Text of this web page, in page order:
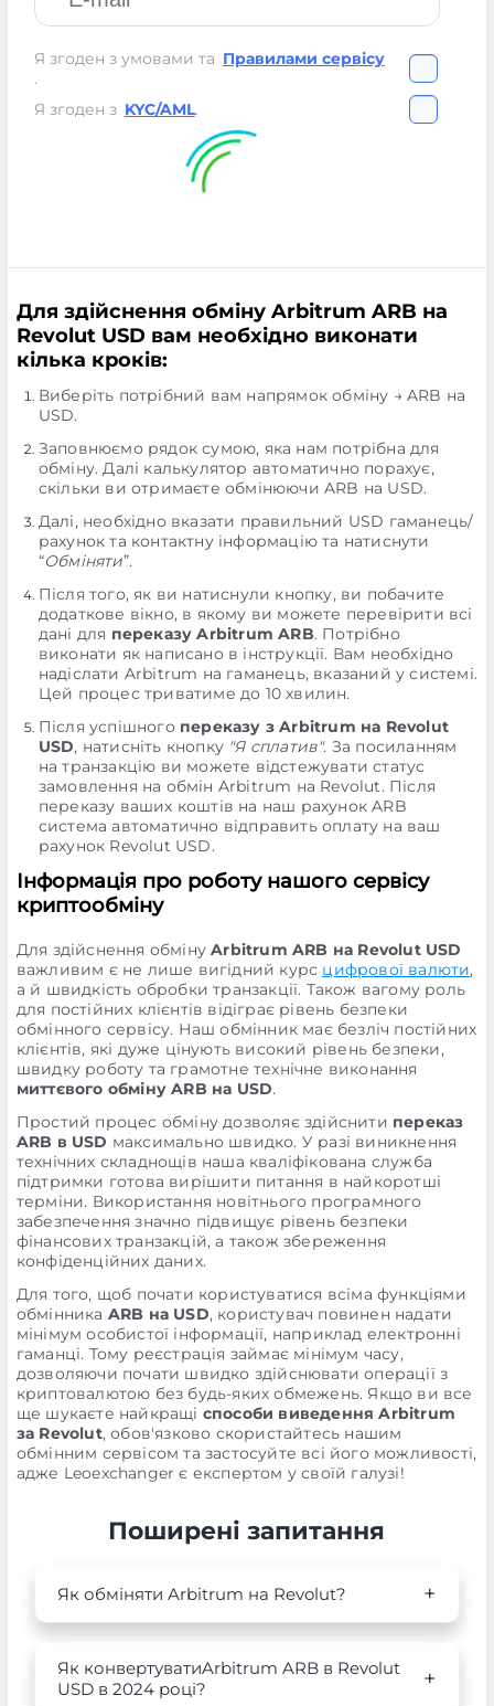
Я згоден з умовами та Правилами сервісу
.
Я згоден з KYC/AML.
Для здійснення обміну Arbitrum ARB на
Revolut USD вам необхідно виконати
кілька кроків:
Виберіть потрібний вам напрямок обміну → ARB на
USD.
Заповнюємо рядок сумою, яка нам потрібна для
обміну. Далі калькулятор автоматично порахує,
скільки ви отримаєте обмінюючи ARB на USD.
Далі, необхідно вказати правильний USD гаманець/
рахунок та контактну інформацію та натиснути
“Обміняти”.
Після того, як ви натиснули кнопку, ви побачите
додаткове вікно, в якому ви можете перевірити всі
дані для переказу Arbitrum ARB. Потрібно
виконати як написано в інструкції. Вам необхідно
надіслати Arbitrum на гаманець, вказаний у системі.
Цей процес триватиме до 10 хвилин.
Після успішного переказу з Arbitrum на Revolut
USD, натисніть кнопку "Я сплатив". За посиланням
на транзакцію ви можете відстежувати статус
замовлення на обмін Arbitrum на Revolut. Після
переказу ваших коштів на наш рахунок ARB
система автоматично відправить оплату на ваш
рахунок Revolut USD.
Інформація про роботу нашого сервісу
криптообміну
Для здійснення обмінуArbitrum ARB на Revolut USD
важливим є не лише вигідний курс цифрової валюти,
а й швидкість обробки транзакції. Також вагому роль
для постійних клієнтів відіграє рівень безпеки
обмінного сервісу. Наш обмінник має безліч постійних
клієнтів, які дуже цінують високий рівень безпеки,
швидку роботу та грамотне технічне виконання
миттєвого обміну ARB на USD.
Простий процес обміну дозволяє здійснити переказ
ARB в USD максимально швидко. У разі виникнення
технічних складнощів наша кваліфікована служба
підтримки готова вирішити питання в найкоротші
терміни. Використання новітнього програмного
забезпечення значно підвищує рівень безпеки
фінансових транзакцій, а також збереження
конфіденційних даних.
Для того, щоб почати користуватися всіма функціями
обмінника ARB на USD, користувач повинен надати
мінімум особистої інформації, наприклад електронні
гаманці. Тому реєстрація займає мінімум часу,
дозволяючи почати швидко здійснювати операції з
криптовалютою без будь-яких обмежень. Якщо ви все
ще шукаєте найкращі способи виведення Arbitrum
за Revolut, обов'язково скористайтесь нашим
обмінним сервісом та застосуйте всі його можливості,
адже Leoexchanger є експертом у своїй галузі!
Поширені запитання
Як обміняти Arbitrum на Revolut?
Як конвертуватиArbitrum ARB в Revolut
USD в 2024 році?